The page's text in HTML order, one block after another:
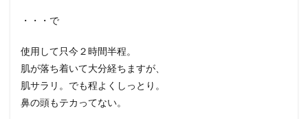
・・・で
使用して只今２時間半程。
肌が落ち着いて大分経ちますが、
肌サラリ。でも程よくしっとり。
鼻の頭もテカってない。